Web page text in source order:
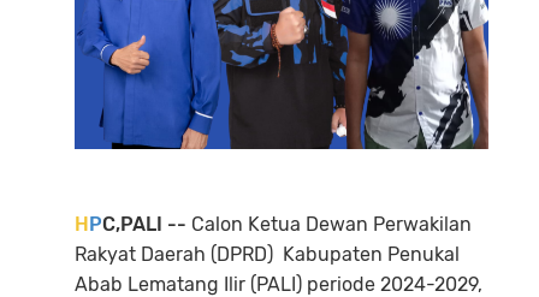
HPC,PALI -- Calon Ketua Dewan Perwakilan
Rakyat Daerah (DPRD) Kabupaten Penukal
Abab Lematang Ilir (PALI) periode 2024-2029,